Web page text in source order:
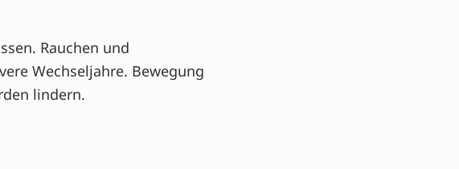
Rauchen und
Wechseljahre. Bewegung
lindern.